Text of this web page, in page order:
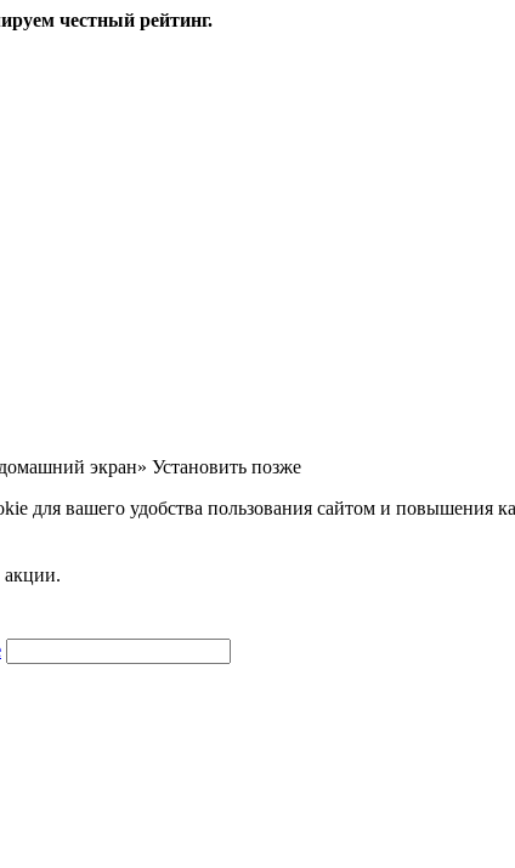
честный рейтинг.
экран» Установить позже
для вашего удобства пользования сайтом и повышения
акции.